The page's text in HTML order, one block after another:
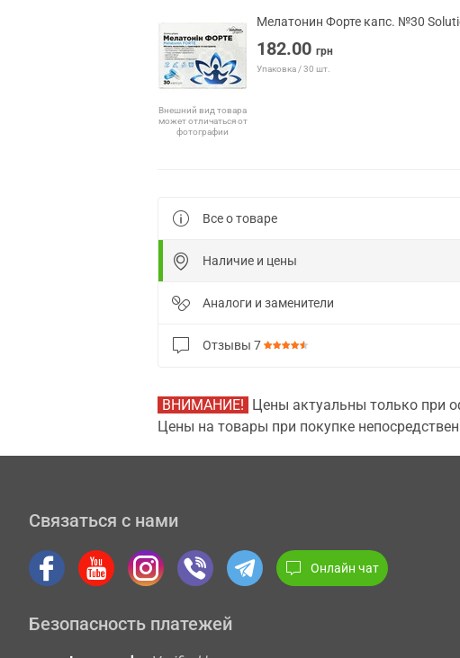
Внешний вид товара
может отличаться от
фотографии
Мелатонин Форте капс. №30
182.00 грн
Упаковка / 30 шт.
Все о товаре
Наличие и цены
Аналоги и заменители
Отзывы 7
ВНИМАНИЕ! Цены актуальны только при
Цены на товары при покупке
Связаться с нами
Онлайн чат
Безопасность платежей